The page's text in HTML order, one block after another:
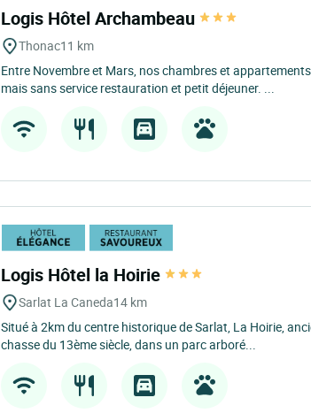
Logis Hôtel Archambeau
Thonac11 km
Entre Novembre et Mars, nos chambres et
mais sans service restauration et petit déjeuner. ...
Logis Hôtel la Hoirie
Sarlat La Caneda14 km
Situé à 2km du centre historique de Sarlat, La Hoirie,
chasse du 13ème siècle, dans un parc arboré...